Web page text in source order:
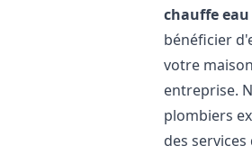
chauffe eau
bénéficier
votre
entreprise.
plombiers
des services